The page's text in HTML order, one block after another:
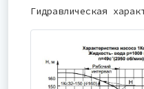
Гидравлическая